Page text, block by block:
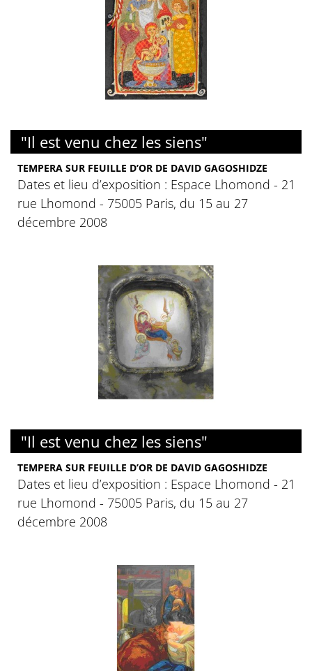
"Il est venu chez les siens"
TEMPERA SUR FEUILLE D’OR DE DAVID GAGOSHIDZE
Dates et lieu d’exposition : Espace Lhomond - 21
rue Lhomond - 75005 Paris, du 15 au 27
décembre 2008
"Il est venu chez les siens"
TEMPERA SUR FEUILLE D’OR DE DAVID GAGOSHIDZE
Dates et lieu d’exposition : Espace Lhomond - 21
rue Lhomond - 75005 Paris, du 15 au 27
décembre 2008